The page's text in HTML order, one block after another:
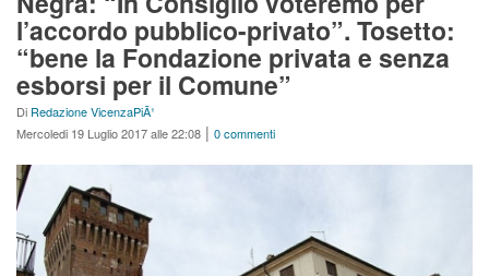
l’accordo pubblico-privato”. Tosetto:
“bene la Fondazione privata e senza
esborsi per il Comune”
Di Redazione VicenzaPiÃ¹
Mercoledi 19 Luglio 2017 alle 22:08 | 0 commenti